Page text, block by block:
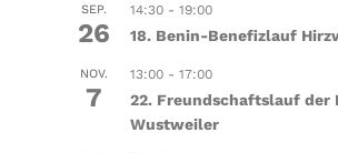
SEP.
26
14:30- 19:00
18. Benin-Benefizlauf
NOV.
7
13:00- 17:00
22. Freundschaftslauf der
Wustweiler